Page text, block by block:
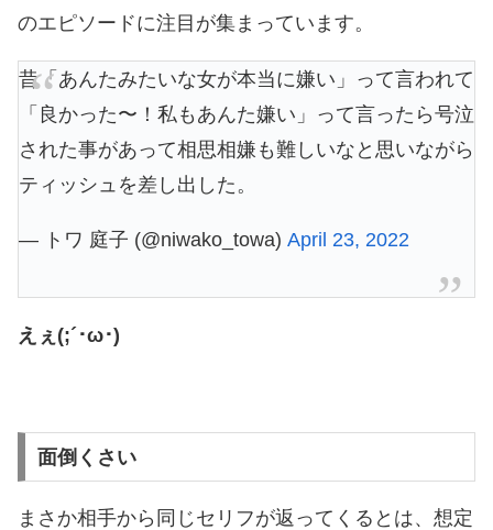
のエピソードに注目が集まっています。
昔「あんたみたいな女が本当に嫌い」って言われて
「良かった〜！私もあんた嫌い」って言ったら号泣
された事があって相思相嫌も難しいなと思いながら
ティッシュを差し出した。
— トワ 庭子 (@niwako_towa) April 23, 2022
えぇ(;´･ω･)
面倒くさい
まさか相手から同じセリフが返ってくるとは、想定